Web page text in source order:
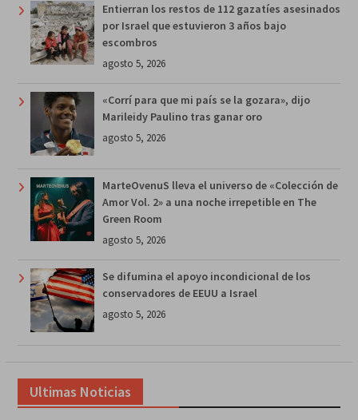
Entierran los restos de 112 gazatíes asesinados
por Israel que estuvieron 3 años bajo
escombros
agosto 5, 2026
«Corrí para que mi país se la gozara», dijo
Marileidy Paulino tras ganar oro
agosto 5, 2026
MarteOvenuS lleva el universo de «Colección de
Amor Vol. 2» a una noche irrepetible en The
Green Room
agosto 5, 2026
Se difumina el apoyo incondicional de los
conservadores de EEUU a Israel
agosto 5, 2026
Ultimas Noticias